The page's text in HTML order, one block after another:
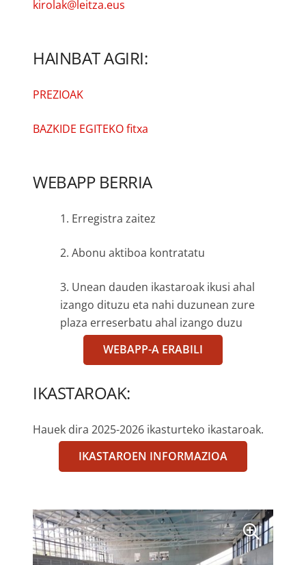
kirolak@leitza.eus
HAINBAT AGIRI:
PREZIOAK
BAZKIDE EGITEKO fitxa
WEBAPP BERRIA
1. Erregistra zaitez
2. Abonu aktiboa kontratatu
3. Unean dauden ikastaroak ikusi ahal
izango dituzu eta nahi duzunean zure
plaza erreserbatu ahal izango duzu
WEBAPP-A ERABILI
IKASTAROAK:
Hauek dira 2025-2026 ikasturteko ikastaroak.
IKASTAROEN INFORMAZIOA